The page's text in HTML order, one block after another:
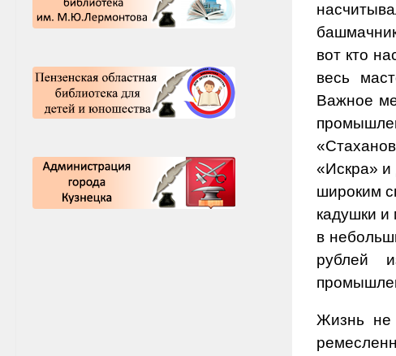
вот кто
весь
Важное
«Искра» и
широким
кадушки
в
рублей
Жизнь не